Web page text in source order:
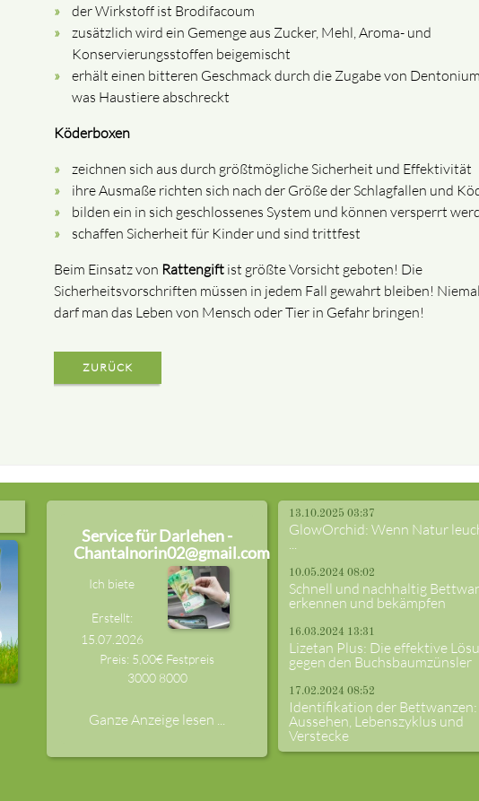
der Wirkstoff ist Brodifacoum
zusätzlich wird ein Gemenge aus Zucker, Mehl, Aroma- und
Konservierungsstoffen beigemischt
erhält einen bitteren Geschmack durch die Zugabe von
was Haustiere abschreckt
Köderboxen
zeichnen sich aus durch größtmögliche Sicherheit und Effektivität
ihre Ausmaße richten sich nach der Größe der Schlagfallen und
bilden ein in sich geschlossenes System und können versperrt
schaffen Sicherheit für Kinder und sind trittfest
Beim Einsatz von Rattengiftist größte Vorsicht geboten! Die
Sicherheitsvorschriften müssen in jedem Fall gewahrt bleiben!
darf man das Leben von Mensch oder Tier in Gefahr bringen!
ZURÜCK
Service für Darlehen -
Chantalnorin02@gmail.com
Ich biete
Erstellt:
15.07.2026
Preis: 5,00€ Festpreis
3000 8000
Ganze Anzeige lesen ...
13.10.2025 03:37
GlowOrchid: Wenn Natur
10.05.2024 08:02
Schnell und nachhaltig
erkennen und bekämpfen
16.03.2024 13:31
Lizetan Plus: Die effektive
gegen den Buchsbaumzünsler
17.02.2024 08:52
Identifikation der Bettwanzen:
Aussehen, Lebenszyklus und
Verstecke